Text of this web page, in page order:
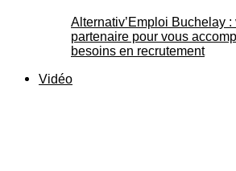
Alternativ’Emploi Buchelay
partenaire pour vous
besoins en recrutement
Vidéo